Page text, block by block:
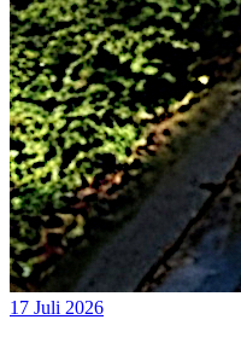
17 Juli 2026